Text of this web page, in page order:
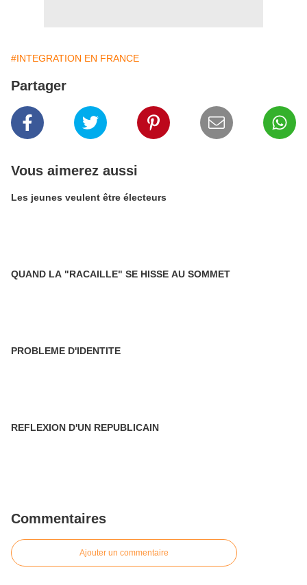
#INTEGRATION EN FRANCE
Partager
Vous aimerez aussi
Les jeunes veulent être électeurs
QUAND LA "RACAILLE" SE HISSE AU SOMMET
PROBLEME D'IDENTITE
REFLEXION D'UN REPUBLICAIN
Commentaires
Ajouter un commentaire